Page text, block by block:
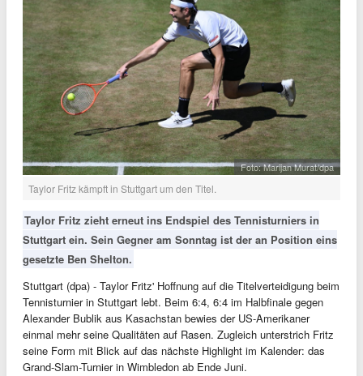
Foto: Marijan Murat/dpa
Taylor Fritz kämpft in Stuttgart um den Titel.
Taylor Fritz zieht erneut ins Endspiel des Tennisturniers in
Stuttgart ein. Sein Gegner am Sonntag ist der an Position eins
gesetzte Ben Shelton.
Stuttgart (dpa) - Taylor Fritz' Hoffnung auf die Titelverteidigung beim
Tennisturnier in Stuttgart lebt. Beim 6:4, 6:4 im Halbfinale gegen
Alexander Bublik aus Kasachstan bewies der US-Amerikaner
einmal mehr seine Qualitäten auf Rasen. Zugleich unterstrich Fritz
seine Form mit Blick auf das nächste Highlight im Kalender: das
Grand-Slam-Turnier in Wimbledon ab Ende Juni.